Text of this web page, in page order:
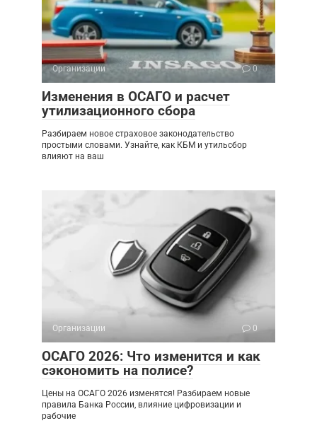
Организации 0
Изменения в ОСАГО и расчет
утилизационного сбора
Разбираем новое страховое законодательство
простыми словами. Узнайте, как КБМ и утильсбор
влияют на ваш
Организации 0
ОСАГО 2026: Что изменится и как
сэкономить на полисе?
Цены на ОСАГО 2026 изменятся! Разбираем новые
правила Банка России, влияние цифровизации и
рабочие